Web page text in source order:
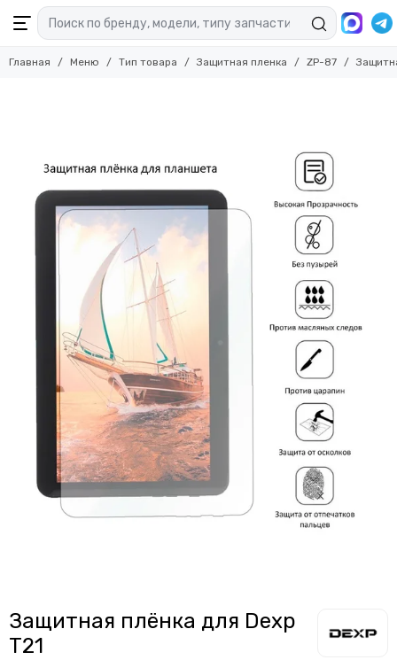
Главная Меню Тип товара Защитная пленка ZP-87
Защитная плёнка для Dexp
T21